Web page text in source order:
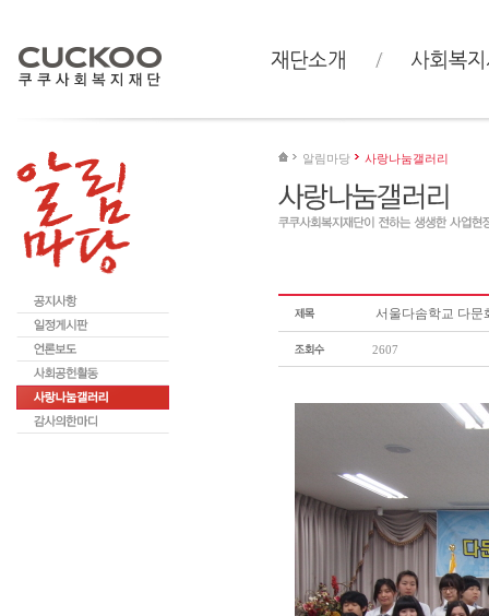
알림마당 사랑나눔갤러리
서울다솜학교 다
2607